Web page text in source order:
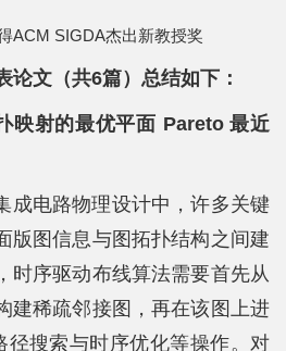
ACM SIGDA杰出新教授奖
论文（共6篇）总结如下：
映射的最优平面 Pareto 最近
成电路物理设计中，许多关键
版图信息与图拓扑结构之间建
时序驱动布线算法需要首先从
建稀疏邻接图，再在该图上进
径搜索与时序优化等操作。对